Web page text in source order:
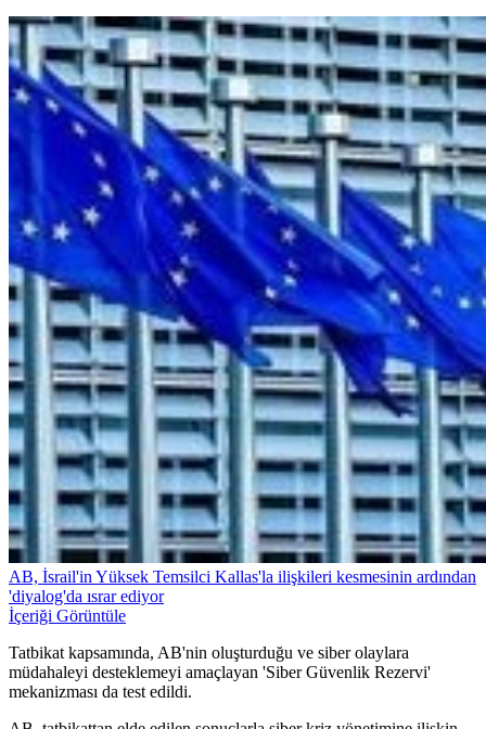
AB, İsrail'in Yüksek Temsilci Kallas'la ilişkileri kesmesinin ardından
'diyalog'da ısrar ediyor
İçeriği Görüntüle
Tatbikat kapsamında, AB'nin oluşturduğu ve siber olaylara
müdahaleyi desteklemeyi amaçlayan 'Siber Güvenlik Rezervi'
mekanizması da test edildi.